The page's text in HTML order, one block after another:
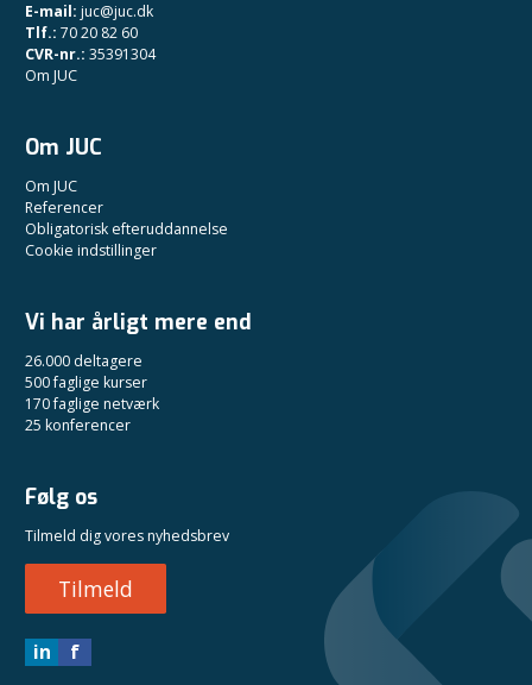
E-mail: juc@juc.dk
Tlf.: 70 20 82 60
CVR-nr.: 35391304
Om JUC
Om JUC
Om JUC
Referencer
Obligatorisk efteruddannelse
Cookie indstillinger
Vi har årligt mere end
26.000 deltagere
500 faglige kurser
170 faglige netværk
25 konferencer
Følg os
Tilmeld dig vores nyhedsbrev
Tilmeld
in f